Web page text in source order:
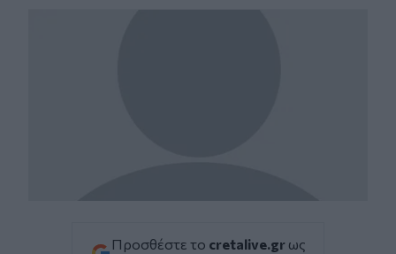
Προσθέστε το cretalive.gr ως